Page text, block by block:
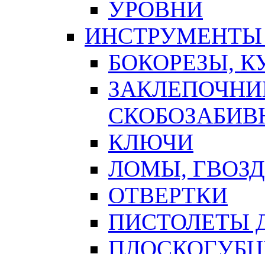
УРОВНИ
БОКОРЕЗЫ,
КЛЮЧИ
ЛОМЫ,
ОТВЕРТКИ
ПИСТОЛЕТЫ